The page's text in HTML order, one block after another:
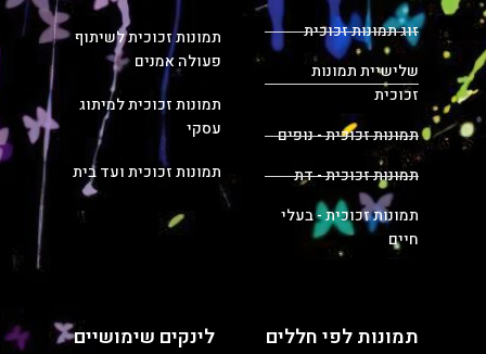
זוג תמונות זכוכית
שלישיית תמונות
זכוכית
תמונות זכוכית - נופים
תמונות זכוכית - דת
תמונות זכוכית - בעלי
חיים
תמונות זכוכית לשיתוף
פעולה אמנים
תמונות זכוכית למיתוג
עסקי
תמונות זכוכית ועד בית
תמונות לפי חללים לינקים שימושיים